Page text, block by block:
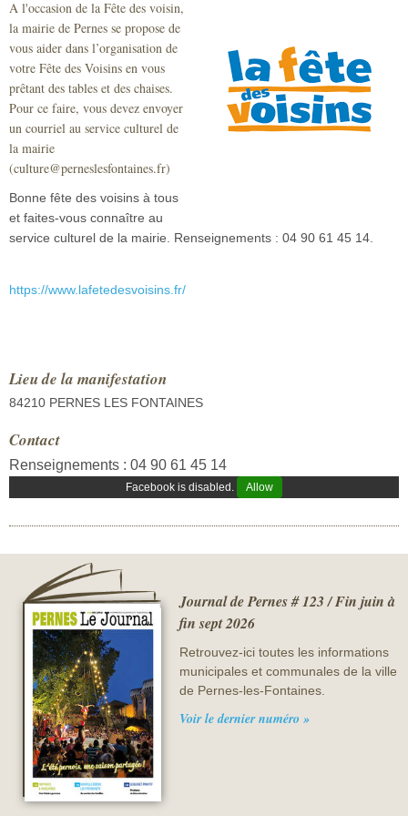
Sécurité civile
Sécurité publique
A l'occasion de la Fête des voisin,
la mairie de Pernes se propose de
vous aider dans l’organisation de
votre Fête des Voisins en vous
prêtant des tables et des chaises.
Pour ce faire, vous devez envoyer
un courriel au service culturel de
la mairie
(culture@perneslesfontaines.fr)
Bonne fête des voisins à tous
et faites-vous connaître au
service culturel de la mairie. Renseignements : 04 90 61 45 14.
https://www.lafetedesvoisins.fr/
Lieu de la manifestation
84210 PERNES LES FONTAINES
Contact
Renseignements : 04 90 61 45 14
Facebook is disabled. Allow
Journal de Pernes # 123 / Fin juin à
fin sept 2026
Retrouvez-ici toutes les informations
municipales et communales de la ville
de Pernes-les-Fontaines.
Voir le dernier numéro »